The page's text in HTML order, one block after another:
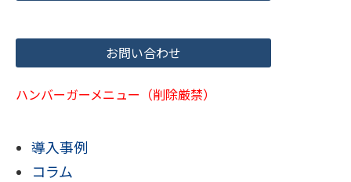
お問い合わせ
ハンバーガーメニュー（削除厳禁）
導入事例
コラム